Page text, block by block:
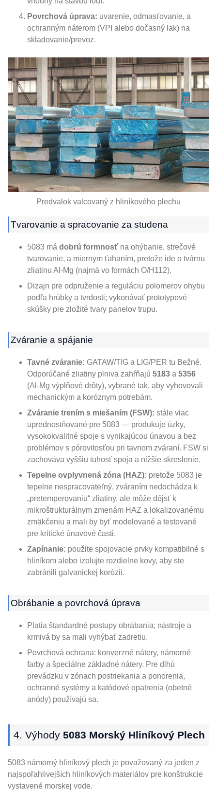
Povrchová úprava: uvarenie, odmasťovanie, a
ochranným náterom (VPI alebo dočasný lak) na
skladovanie/prevoz.
Predvalok valcovaný z hliníkového plechu
Tvarovanie a spracovanie za studena
5083 má dobrú formnosť na ohýbanie, strečové
tvarovanie, a miernym ťahaním, pretože ide o tvárnu
zliatinu Al-Mg (najmä vo formách O/H112).
Dizajn pre odpruženie a reguláciu polomerov ohybu
podľa hrúbky a tvrdosti; vykonávať prototypové
skúšky pre zložité tvary panelov trupu.
Zváranie a spájanie
Tavné zváranie: GATAW/TIG a LIG/PER tu Bežné.
Odporúčané zliatiny plniva zahŕňajú 5183 a 5356
(Al-Mg výplňové drôty), vybrané tak, aby vyhovovali
mechanickým a koróznym potrebám.
Zváranie trením s miešaním (FSW): stále viac
uprednostňované pre 5083 — produkuje úzky,
vysokokvalitné spoje s vynikajúcou únavou a bez
problémov s pórovitosťou pri tavnom zváraní. FSW si
zachováva vyššiu tuhosť spoja a nižšie skreslenie.
Tepelne ovplyvnená zóna (HAZ): pretože 5083 je
tepelne nespracovateľný, zváraním nedochádza k
„pretemperovaniu“ zliatiny, ale môže dôjsť k
mikroštrukturálnym zmenám HAZ a lokalizovanému
zmäkčeniu a mali by byť modelované a testované
pre kritické únavové časti.
Zapínanie: použite spojovacie prvky kompatibilné s
hliníkom alebo izolujte rozdielne kovy, aby ste
zabránili galvanickej korózii.
Obrábanie a povrchová úprava
Platia štandardné postupy obrábania; nástroje a
krmivá by sa mali vyhýbať zadretiu.
Povrchová ochrana: konverzné nátery, námorné
farby a špeciálne základné nátery. Pre dlhú
prevádzku v zónach postriekania a ponorenia,
ochranné systémy a katódové opatrenia (obetné
anódy) používajú sa.
4. Výhody 5083 Morský Hliníkový Plech
5083 námorný hliníkový plech je považovaný za jeden z
najspoľahlivejších hliníkových materiálov pre konštrukcie
vystavené morskej vode.